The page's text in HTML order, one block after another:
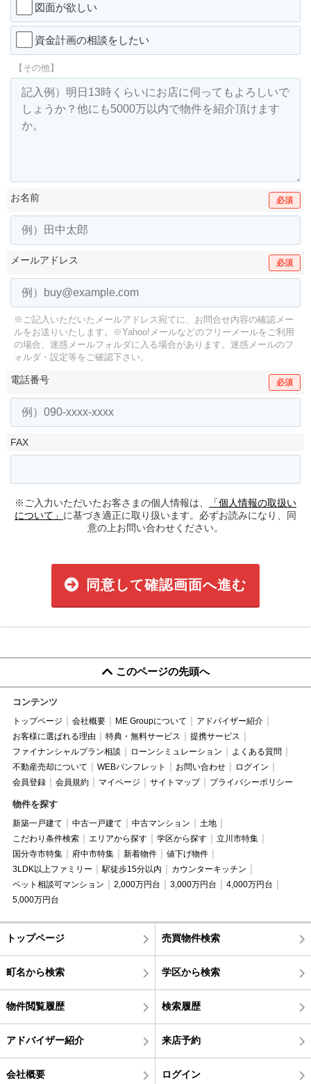
図面が欲しい
資金計画の相談をしたい
【その他】
お名前 必須
メールアドレス 必須
※ご記入いただいたメールアドレス宛てに、お問合せ内容の確認メー
ルをお送りいたします。
※Yahoo!メールなどのフリーメールをご利用
の場合、迷惑メールフォルダに入る場合があります。 迷惑メールのフ
ォルダ・設定等をご確認下さい。
電話番号 必須
FAX
※ご入力いただいたお客さまの個人情報は、
「個人情報の取扱い
について」 に基づき適正に取り扱います。必ずお読みになり、同
意の上お問い合わせください。
同意して確認画面へ進む
このページの先頭へ
コンテンツ
トップページ 会社概要 ME Groupについて
アドバイザー紹介
お客様に選ばれる理由
特典・無料サービス
提携サービス
ファイナンシャルプラン相談
ローンシミュレーション
よくある質問
不動産売却について
WEBパンフレット お問い合わせ
ログイン
会員登録
会員規約 マイページ サイトマップ プライバシーポリシー
物件を探す
新築一戸建て 中古一戸建て 中古マンション
土地
こだわり条件検索
エリアから探す 学区から探す
立川市特集
国分寺市特集
府中市特集 新着物件
値下げ物件
3LDK以上ファミリー
駅徒歩15分以内
カウンターキッチン
ペット相談可マンション
2,000万円台 3,000万円台
4,000万円台
5,000万円台
トップページ 売買物件検索
町名から検索 学区から検索
物件閲覧履歴 検索履歴
アドバイザー紹介 来店予約
会社概要 ログイン